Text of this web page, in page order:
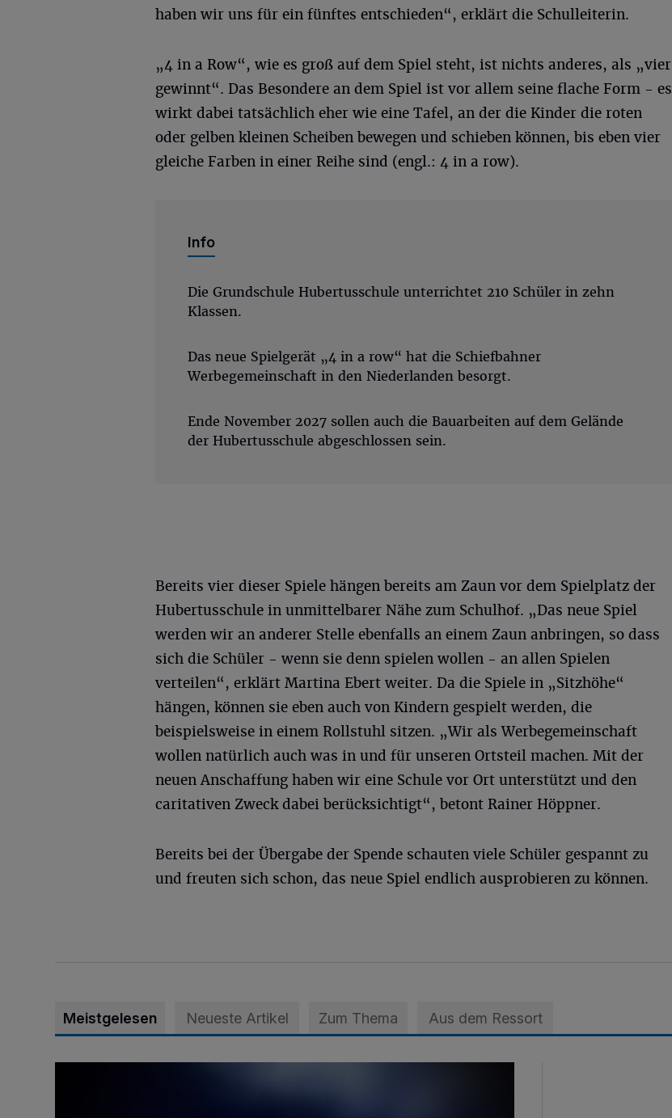
haben wir uns für ein fünftes entschieden“, erklärt die Schulleiterin.
„4 in a Row“, wie es groß auf dem Spiel steht, ist nichts anderes, als „vier
gewinnt“. Das Besondere an dem Spiel ist vor allem seine flache Form - es
wirkt dabei tatsächlich eher wie eine Tafel, an der die Kinder die roten
oder gelben kleinen Scheiben bewegen und schieben können, bis eben vier
gleiche Farben in einer Reihe sind (engl.: 4 in a row).
Info
Die Grundschule Hubertusschule unterrichtet 210 Schüler in zehn
Klassen.
Das neue Spielgerät „4 in a row“ hat die Schiefbahner
Werbegemeinschaft in den Niederlanden besorgt.
Ende November 2027 sollen auch die Bauarbeiten auf dem Gelände
der Hubertusschule abgeschlossen sein.
Bereits vier dieser Spiele hängen bereits am Zaun vor dem Spielplatz der
Hubertusschule in unmittelbarer Nähe zum Schulhof. „Das neue Spiel
werden wir an anderer Stelle ebenfalls an einem Zaun anbringen, so dass
sich die Schüler - wenn sie denn spielen wollen - an allen Spielen
verteilen“, erklärt Martina Ebert weiter. Da die Spiele in „Sitzhöhe“
hängen, können sie eben auch von Kindern gespielt werden, die
beispielsweise in einem Rollstuhl sitzen. „Wir als Werbegemeinschaft
wollen natürlich auch was in und für unseren Ortsteil machen. Mit der
neuen Anschaffung haben wir eine Schule vor Ort unterstützt und den
caritativen Zweck dabei berücksichtigt“, betont Rainer Höppner.
Bereits bei der Übergabe der Spende schauten viele Schüler gespannt zu
und freuten sich schon, das neue Spiel endlich ausprobieren zu können.
Meistgelesen Neueste Artikel Zum Thema Aus dem Ressort